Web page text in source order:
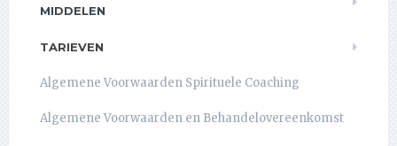
MIDDELEN
TARIEVEN
Algemene Voorwaarden Spirituele Coaching
Algemene Voorwaarden en Behandelovereenkomst